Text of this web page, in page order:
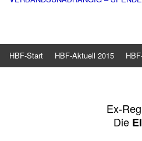
HBF-Start HBF-Aktuell 2015
Ex-
Die